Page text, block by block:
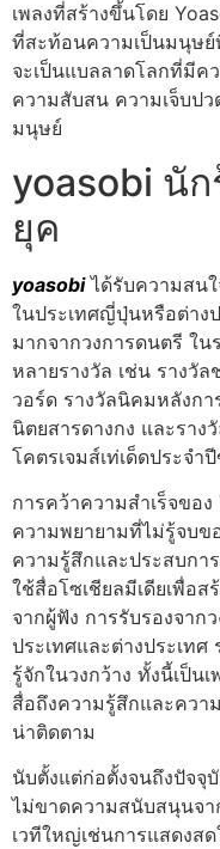
เพลงที่สร้างขึ้นโดย
ที่สะท้อนความเป็นมนุษย์
จะเป็นแบลลาดโลกที่มีค
ความสับสน ความเจ็บป
มนุษย์
yoasobi นั
ยุค
yoasobi ได้รับความสนใ
ในประเทศญี่ปุ่นหรือต่าง
มากจากวงการดนตรี ใน
หลายรางวัล เช่น รางวั
วอร์ด รางวัลนิคมหลังก
นิตยสารดางกง และราง
โคตรเจมส์เท่เด็ดประจ
การคว้าความสำเร็จขอ
ความพยายามที่ไม่รู้จบข
ความรู้สึกและประสบก
ใช้สื่อโซเชียลมีเดียเพื่อ
จากผู้ฟัง การรับรองจาก
ประเทศและต่างประเท
รู้จักในวงกว้าง ทั้งนี้เป็น
สื่อถึงความรู้สึกและควา
น่าติดตาม
นับตั้งแต่ก่อตั้งจนถึงปัจจุ
ไม่ขาดความสนับสนุนจา
เวทีใหญ่เช่นการแสดงส